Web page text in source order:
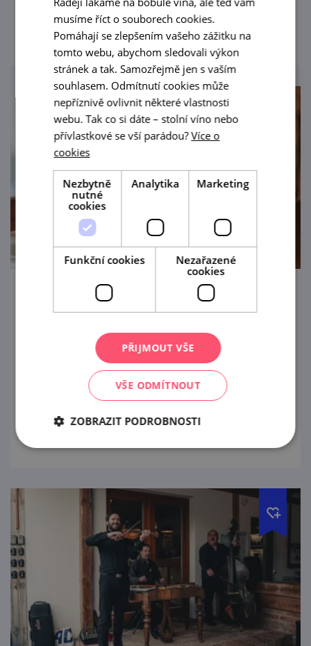
prohlédnout
Exkurze ve Vinařství Fučík
Ochutnáte 6 pečlivě vybraných vzorků vín
(0,5 dcl) z našeho portfolia doplněných
malým degustačním soustem.
prohlédnout
musíme říct o souborech cookies.
Pomáhají se zlepšením vašeho zážitku na
tomto webu, abychom sledovali výkon
stránek a tak. Samozřejmě jen s vaším
souhlasem. Odmítnutí cookies může
nepříznivě ovlivnit některé vlastnosti
webu. Tak co si dáte – stolní víno nebo
přívlastkové se vší parádou?Více o
cookies
Nezbytně
nutné
cookies
Analytika Marketing
Funkční cookies
Nezařazené
cookies
PŘIJMOUT VŠE
VŠE ODMÍTNOUT
ZOBRAZIT PODROBNOSTI